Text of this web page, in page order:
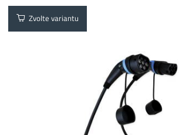
Zvolte variantu